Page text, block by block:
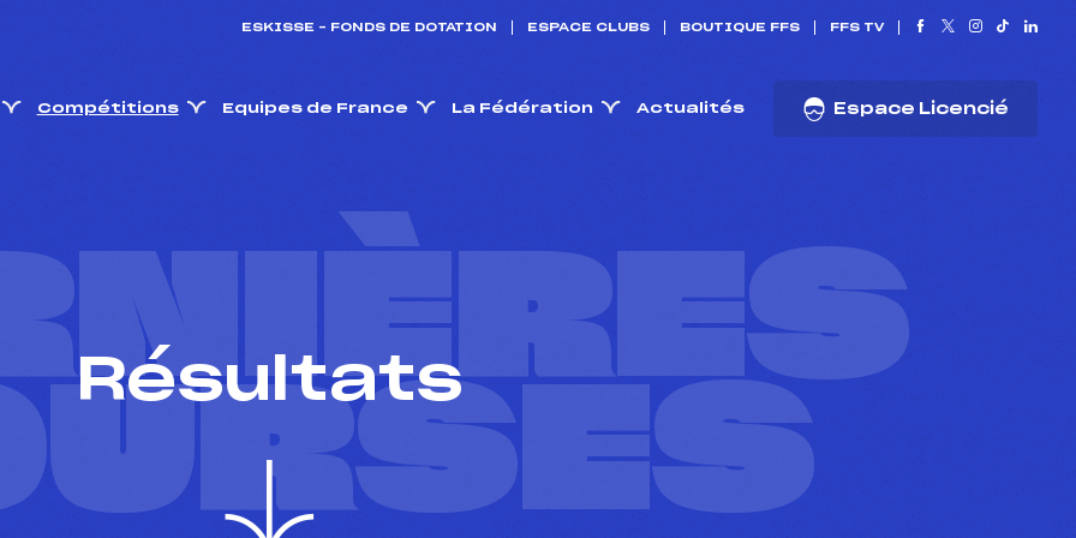
ESKISSE – FONDS DE DOTATION ESPACE CLUBS BOUTIQUE FFS FFS TV
Compétitions Equipes de France La Fédération Actualités Espace Licencié
Résultats